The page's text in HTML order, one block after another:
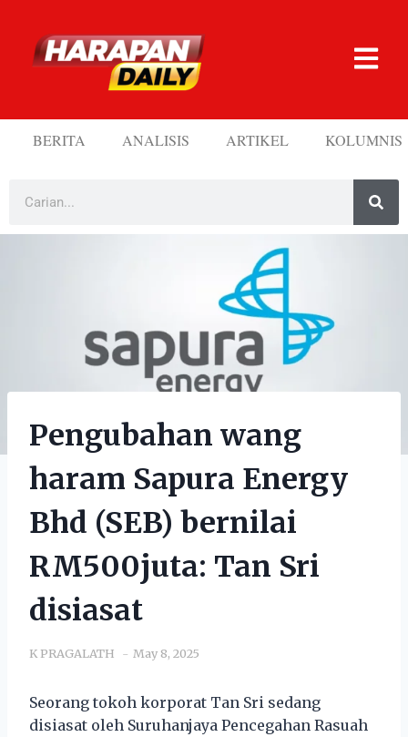
BERITA ANALISIS ARTIKEL KOLUMNIS
Pengubahan wang
haram Sapura Energy
Bhd (SEB) bernilai
RM500juta: Tan Sri
disiasat
K PRAGALATH May 8, 2025
Seorang tokoh korporat Tan Sri sedang
disiasat oleh Suruhanjaya Pencegahan Rasuah